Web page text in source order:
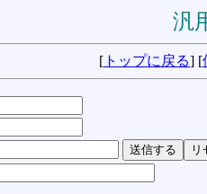
汎
[ トップに戻る] [